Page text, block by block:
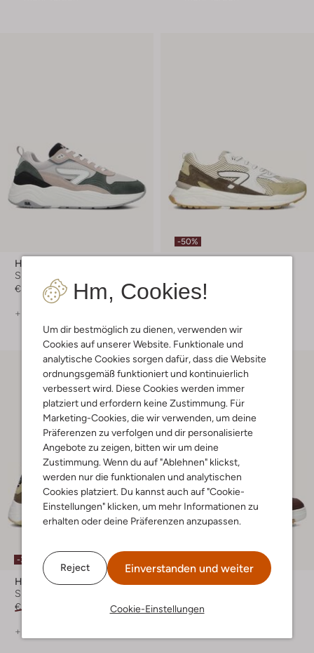
Hm, Cookies!
Um dir bestmöglich zu dienen, verwenden wir
Cookies auf unserer Website. Funktionale und
analytische Cookies sorgen dafür, dass die Website
ordnungsgemäß funktioniert und kontinuierlich
verbessert wird. Diese Cookies werden immer
platziert und erfordern keine Zustimmung. Für
Marketing-Cookies, die wir verwenden, um deine
Präferenzen zu verfolgen und dir personalisierte
Angebote zu zeigen, bitten wir um deine
Zustimmung. Wenn du auf "Ablehnen" klickst,
werden nur die funktionalen und analytischen
Cookies platziert. Du kannst auch auf "Cookie-
Einstellungen" klicken, um mehr Informationen zu
erhalten oder deine Präferenzen anzupassen.
Reject Einverstanden und weiter
Cookie-Einstellungen
Hub
Sneaker Low
€ 129,99
+ mehr farben
-50%
€ 129,99
-30%
Hub
Sneaker Low
€ 129,99
+ mehr farben
€ 129,99